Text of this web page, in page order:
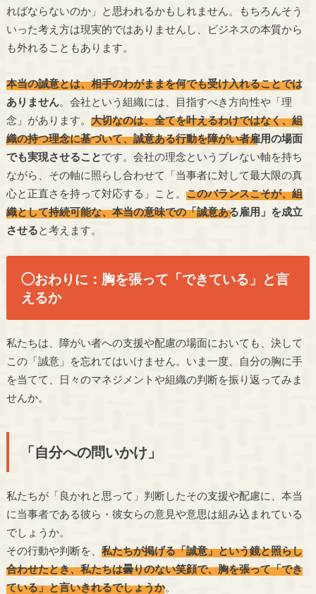
ればならないのか」と思われるかもしれません。もちろんそう
いった考え方は現実的ではありませんし、ビジネスの本質から
も外れることもあります。
本当の誠意とは、相手のわがままを何でも受け入れることでは
ありません。会社という組織には、目指すべき方向性や「理
念」があります。 大切なのは、全てを叶えるわけではなく、組
織の持つ理念に基づいて、誠意ある行動を障がい者雇用の場面
でも実現させることです。会社の理念というブレない軸を持ち
ながら、その軸に照らし合わせて「当事者に対して最大限の真
心と正直さを持って対応する」こと。 このバランスこそが、組
織として持続可能な、本当の意味での「誠意ある雇用」を成立
させると考えます。
◯おわりに：胸を張って「できている」と言
えるか
私たちは、障がい者への支援や配慮の場面においても、決して
この「誠意」を忘れてはいけません。いま一度、自分の胸に手
を当てて、日々のマネジメントや組織の判断を振り返ってみま
せんか。
「自分への問いかけ」
私たちが「良かれと思って」判断したその支援や配慮に、本当
に当事者である彼ら・彼女らの意見や意思は組み込まれている
でしょうか。
その行動や判断を、 私たちが掲げる「誠意」という鏡と照らし
合わせたとき、私たちは曇りのない笑顔で、胸を張って「でき
ている」と言いきれるでしょうか。